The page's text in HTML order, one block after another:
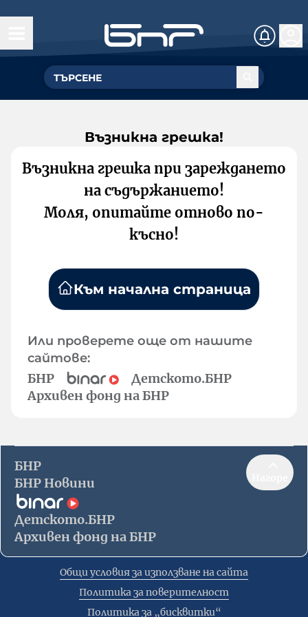
Възникна грешка!
Възникна грешка при зареждането
на съдържанието!
Моля, опитайте отново по-
късно!
Към начална страница
Или проверете още от нашите
сайтове:
БНР
Детското.БНР
Архивен фонд на БНР
БНР
БНР Новини
Детското.БНР
Архивен фонд на БНР
Общи условия за използване на сайта
Политика за поверителност
Политика за „бисквитки“